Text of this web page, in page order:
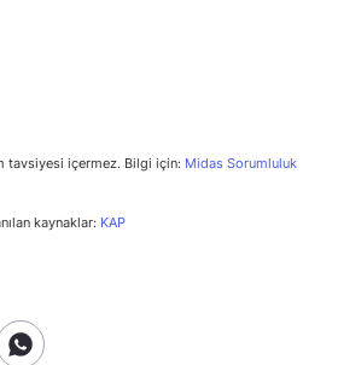
tavsiyesi içermez. Bilgi için: Midas Sorumluluk
kaynaklar: KAP